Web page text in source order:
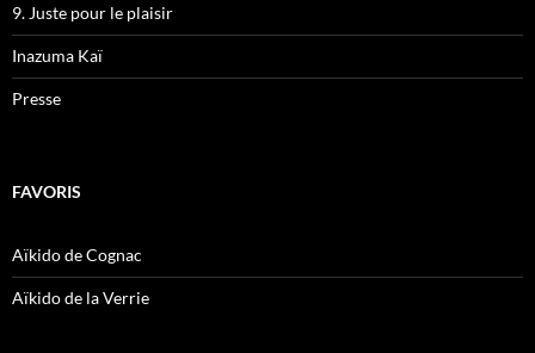
9. Juste pour le plaisir
Inazuma Kaï
Presse
FAVORIS
Aïkido de Cognac
Aïkido de la Verrie